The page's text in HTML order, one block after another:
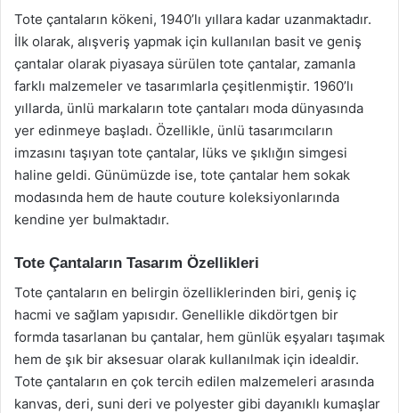
Tote çantaların kökeni, 1940’lı yıllara kadar uzanmaktadır.
İlk olarak, alışveriş yapmak için kullanılan basit ve geniş
çantalar olarak piyasaya sürülen tote çantalar, zamanla
farklı malzemeler ve tasarımlarla çeşitlenmiştir. 1960’lı
yıllarda, ünlü markaların tote çantaları moda dünyasında
yer edinmeye başladı. Özellikle, ünlü tasarımcıların
imzasını taşıyan tote çantalar, lüks ve şıklığın simgesi
haline geldi. Günümüzde ise, tote çantalar hem sokak
modasında hem de haute couture koleksiyonlarında
kendine yer bulmaktadır.
Tote Çantaların Tasarım Özellikleri
Tote çantaların en belirgin özelliklerinden biri, geniş iç
hacmi ve sağlam yapısıdır. Genellikle dikdörtgen bir
formda tasarlanan bu çantalar, hem günlük eşyaları taşımak
hem de şık bir aksesuar olarak kullanılmak için idealdir.
Tote çantaların en çok tercih edilen malzemeleri arasında
kanvas, deri, suni deri ve polyester gibi dayanıklı kumaşlar